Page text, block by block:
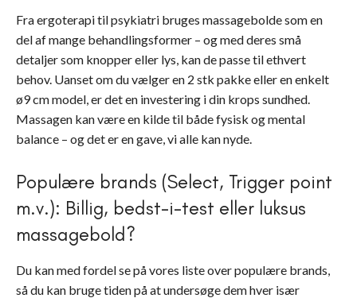
Fra ergoterapi til psykiatri bruges massagebolde som en
del af mange behandlingsformer – og med deres små
detaljer som knopper eller lys, kan de passe til ethvert
behov. Uanset om du vælger en 2 stk pakke eller en enkelt
ø9 cm model, er det en investering i din krops sundhed.
Massagen kan være en kilde til både fysisk og mental
balance – og det er en gave, vi alle kan nyde.
Populære brands (Select, Trigger point
m.v.): Billig, bedst-i-test eller luksus
massagebold?
Du kan med fordel se på vores liste over populære brands,
så du kan bruge tiden på at undersøge dem hver især